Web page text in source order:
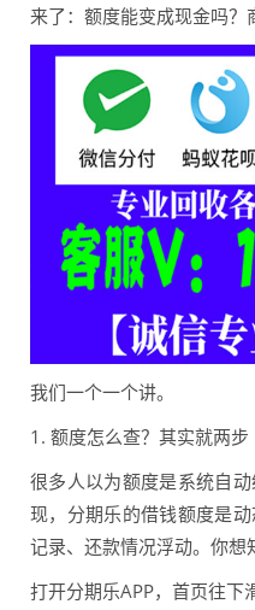
来了：额度能变成现金吗？
我们一个一个讲。
1. 额度怎么查？其实就两步
很多人以为额度是系统自
现，分期乐的借钱额度是
记录、还款情况浮动。你想
打开分期乐APP，首页往下